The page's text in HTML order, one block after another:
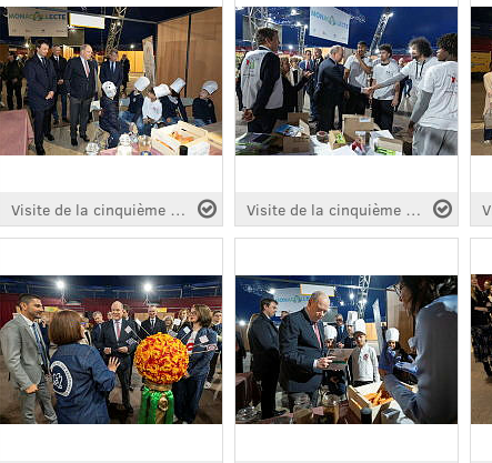
Visite de la cinquième édition " Monacollecte " 2026 Visite de la cinquième édition " Monacollecte " 2026